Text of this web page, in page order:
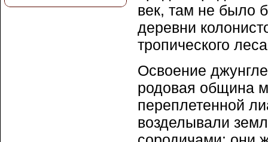
век, там не было
деревни
тропического
Освоение
родовая община
переплетенной
возделывали